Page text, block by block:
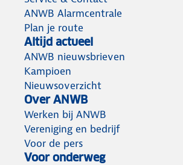
ANWB Alarmcentrale
Plan je route
Altijd actueel
ANWB nieuwsbrieven
Kampioen
Nieuwsoverzicht
Over ANWB
Werken bij ANWB
Vereniging en bedrijf
Voor de pers
Voor onderweg